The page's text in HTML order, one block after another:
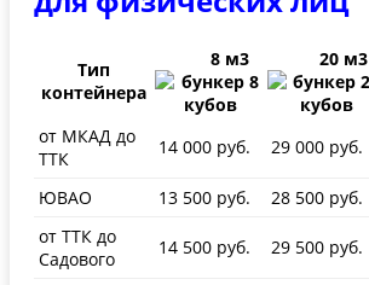
Тип
контейнера
8 м3 20 м3
от МКАД до
ТТК
14 000 руб. 29 000 руб.
ЮВАО 13 500 руб. 28 500 руб.
от ТТК до
Садового
14 500 руб. 29 500 руб.